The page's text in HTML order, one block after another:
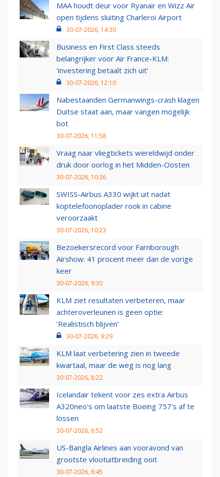
MAA houdt deur voor Ryanair en Wizz Air
open tijdens sluiting Charleroi Airport
30-07-2026, 14:30
Business en First Class steeds
belangrijker voor Air France-KLM:
‘investering betaalt zich uit’
30-07-2026, 12:10
Nabestaanden Germanwings-crash klagen
Duitse staat aan, maar vangen mogelijk
bot
30-07-2026, 11:58
Vraag naar vliegtickets wereldwijd onder
druk door oorlog in het Midden-Oosten
30-07-2026, 10:36
SWISS-Airbus A330 wijkt uit nadat
koptelefoonoplader rook in cabine
veroorzaakt
30-07-2026, 10:23
Bezoekersrecord voor Farnborough
Airshow: 41 procent meer dan de vorige
keer
30-07-2026, 9:30
KLM ziet resultaten verbeteren, maar
achteroverleunen is geen optie:
‘Realistisch blijven’
30-07-2026, 9:29
KLM laat verbetering zien in tweede
kwartaal, maar de weg is nog lang
30-07-2026, 8:22
Icelandair tekent voor zes extra Airbus
A320neo's om laatste Boeing 757's af te
lossen
30-07-2026, 6:52
US-Bangla Airlines aan vooravond van
grootste vlootuitbreiding ooit
30-07-2026, 6:45